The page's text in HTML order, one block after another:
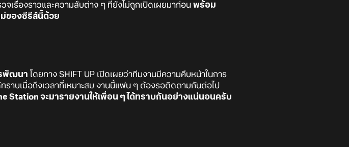
วจเรื่องราวและความลับต่าง ๆ ที่ยังไม่ถูกเปิดเผยมาก่อน พร้อม
ม่ของซีรีส์นี้ด้วย
รพัฒนา โดยทาง SHIFT UP เปิดเผยว่าทีมงานมีความคืบหน้าในการ
ราบเมื่อถึงเวลาที่เหมาะสม งานนี้แฟน ๆ ต้องรอติดตามกันต่อไป
Station จะมารายงานให้เพื่อน ๆ ได้ทราบกันอย่างแน่นอนครับ